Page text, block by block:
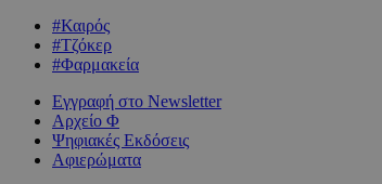
#Καιρός
#Τζόκερ
#Φαρμακεία
Εγγραφή στο Newsletter
Αρχείο Φ
Ψηφιακές Εκδόσεις
Αφιερώματα